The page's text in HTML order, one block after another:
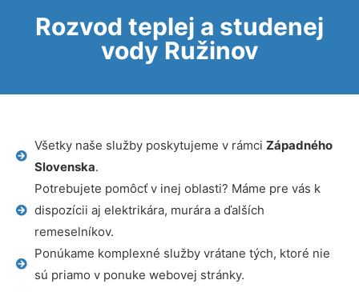
Rozvod teplej a studenej
vody Ružinov
Všetky naše služby poskytujeme v rámci Západného
Slovenska.
Potrebujete pomôcť v inej oblasti? Máme pre vás k
dispozícii aj elektrikára, murára a ďalších
remeselníkov.
Ponúkame komplexné služby vrátane tých, ktoré nie
sú priamo v ponuke webovej stránky.